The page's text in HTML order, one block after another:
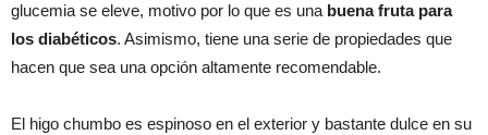
glucemia se eleve, motivo por lo que es una buena fruta para
los diabéticos. Asimismo, tiene una serie de propiedades que
hacen que sea una opción altamente recomendable.
El higo chumbo es espinoso en el exterior y bastante dulce en su